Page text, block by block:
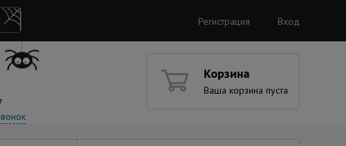
Регистрация Вход
Корзина
Ваша корзина пуста